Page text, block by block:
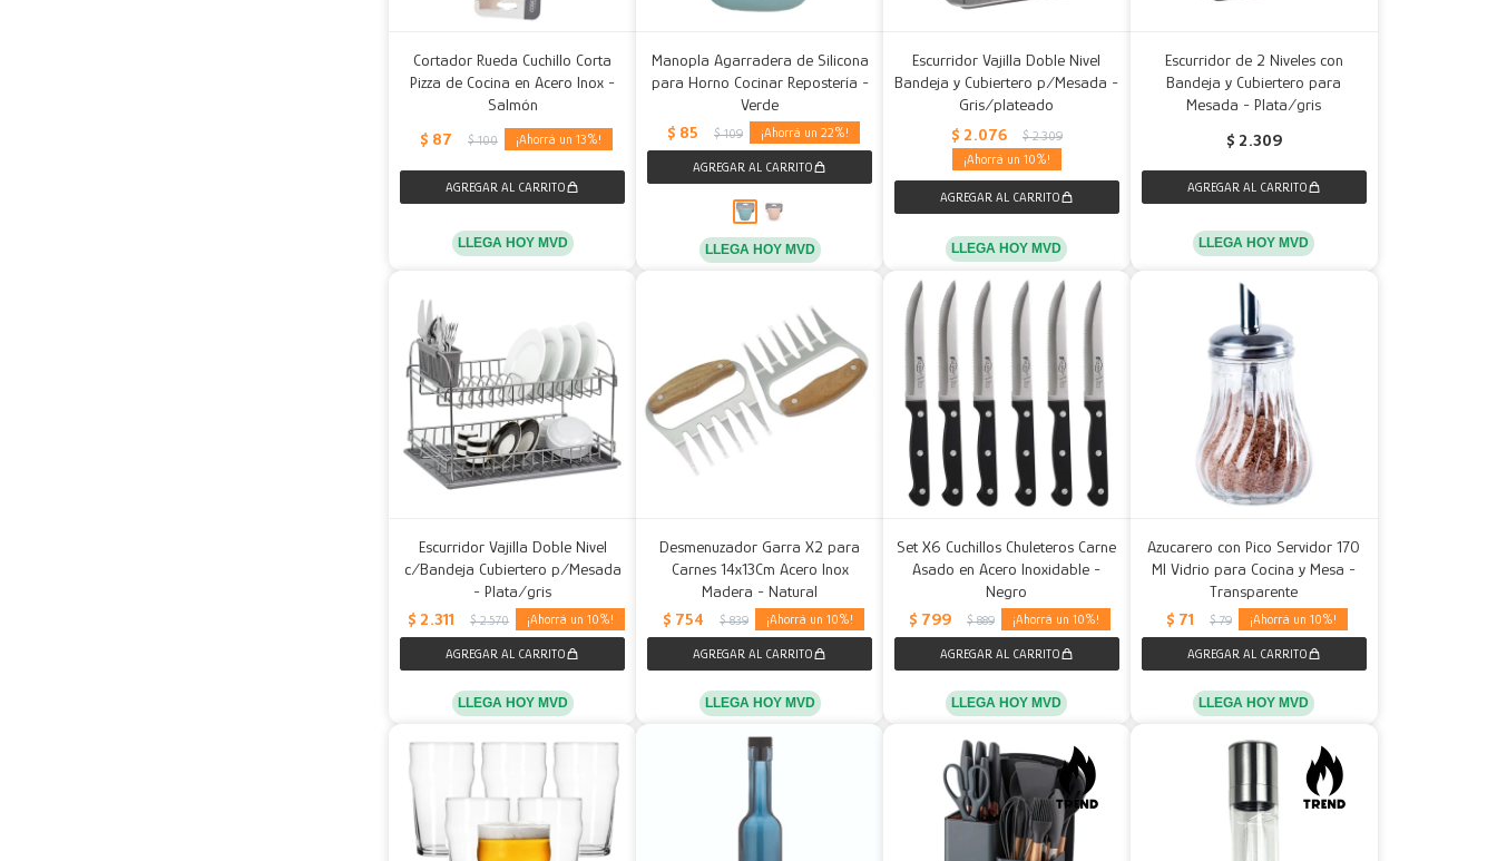
Cortador Rueda Cuchillo Corta
Pizza de Cocina en Acero Inox -
Salmón
$ 87 $ 100 13
LLEGA HOY MVD
Manopla Agarradera de Silicona
para Horno Cocinar Repostería -
Verde
$ 85 $ 109 22
LLEGA HOY MVD
Escurridor Vajilla Doble Nivel
Bandeja y Cubiertero p/Mesada -
Gris/plateado
$ 2.076 $ 2.309
10
LLEGA HOY MVD
Escurridor de 2 Niveles con
Bandeja y Cubiertero para
Mesada - Plata/gris
$ 2.309
LLEGA HOY MVD
Escurridor Vajilla Doble Nivel
c/Bandeja Cubiertero p/Mesada
- Plata/gris
$ 2.311 $ 2.570 10
LLEGA HOY MVD
Desmenuzador Garra X2 para
Carnes 14x13Cm Acero Inox
Madera - Natural
$ 754 $ 839 10
LLEGA HOY MVD
Set X6 Cuchillos Chuleteros Carne
Asado en Acero Inoxidable -
Negro
$ 799 $ 889 10
LLEGA HOY MVD
Azucarero con Pico Servidor 170
Ml Vidrio para Cocina y Mesa -
Transparente
$ 71 $ 79 10
LLEGA HOY MVD